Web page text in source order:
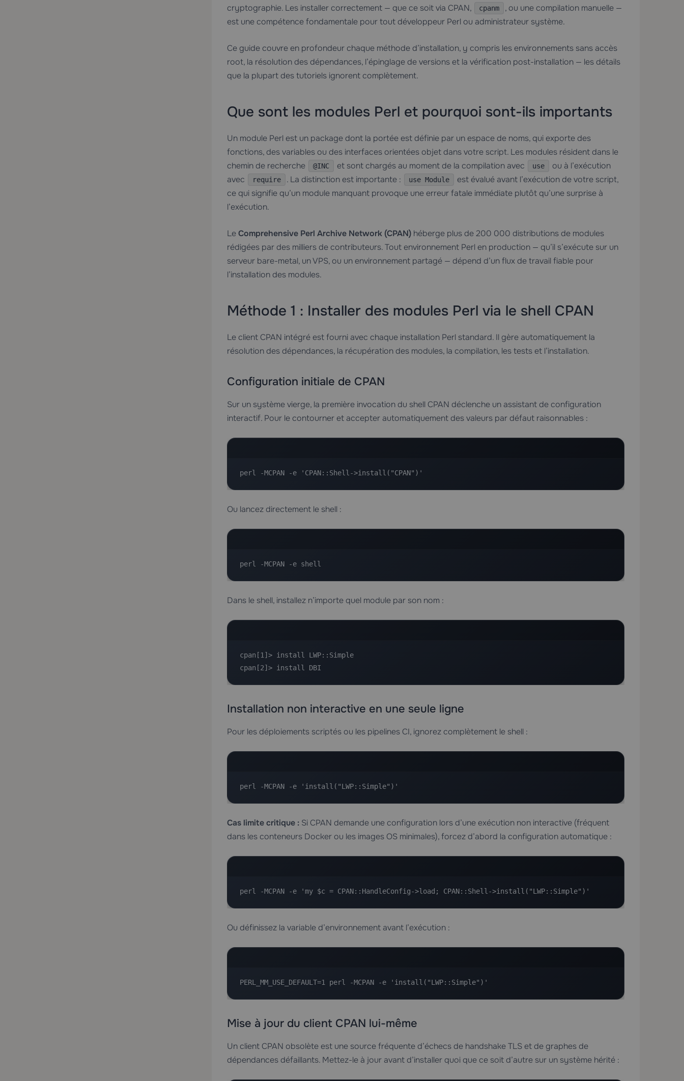
cryptographie. Les installer correctement — que ce soit via CPAN,
cpanm
, ou une compilation manuelle —
est une compétence fondamentale pour tout développeur Perl ou administrateur système.
Ce guide couvre en profondeur chaque méthode d’installation, y compris les environnements sans accès
root, la résolution des dépendances, l’épinglage de versions et la vérification post-installation — les détails
que la plupart des tutoriels ignorent complètement.
Que sont les modules Perl et pourquoi sont-ils importants
Un module Perl est un package dont la portée est définie par un espace de noms, qui exporte des
fonctions, des variables ou des interfaces orientées objet dans votre script. Les modules résident dans le
chemin de recherche
@INC et sont chargés au moment de la compilation avec use
ou à l’exécution
avec
require . La distinction est importante : use Module
est évalué avant l’exécution de votre script,
ce qui signifie qu’un module manquant provoque une erreur fatale immédiate plutôt qu’une surprise à
l’exécution.
LeComprehensive Perl Archive Network (CPAN)héberge plus de 200 000 distributions de modules
rédigées par des milliers de contributeurs. Tout environnement Perl en production — qu’il s’exécute sur un
serveur bare-metal, unVPS, ou un environnement partagé — dépend d’un flux de travail fiable pour
l’installation des modules.
Méthode 1 : Installer des modules Perl via le shell CPAN
Le client CPAN intégré est fourni avec chaque installation Perl standard. Il gère automatiquement la
résolution des dépendances, la récupération des modules, la compilation, les tests et l’installation.
Configuration initiale de CPAN
Sur un système vierge, la première invocation du shell CPAN déclenche un assistant de configuration
interactif. Pour le contourner et accepter automatiquement des valeurs par défaut raisonnables :
perl -MCPAN -e 'CPAN::Shell->install("CPAN")'
Ou lancez directement le shell :
perl -MCPAN -e shell
Dans le shell, installez n’importe quel module par son nom :
cpan[1]> install LWP::Simple
cpan[2]> install DBI
Installation non interactive en une seule ligne
Pour les déploiements scriptés ou les pipelines CI, ignorez complètement le shell :
perl -MCPAN -e 'install("LWP::Simple")'
Cas limite critique :Si CPAN demande une configuration lors d’une exécution non interactive (fréquent
dans les conteneurs Docker ou les images OS minimales), forcez d’abord la configuration automatique :
perl -MCPAN -e 'my $c = CPAN::HandleConfig->load; CPAN::Shell->install("LWP::Simple")'
Ou définissez la variable d’environnement avant l’exécution :
PERL_MM_USE_DEFAULT=1 perl -MCPAN -e 'install("LWP::Simple")'
Mise à jour du client CPAN lui-même
Un client CPAN obsolète est une source fréquente d’échecs de handshake TLS et de graphes de
dépendances défaillants. Mettez-le à jour avant d’installer quoi que ce soit d’autre sur un système hérité :